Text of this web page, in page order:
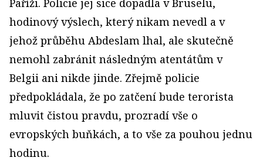
Paříži. Policie jej sice dopadla v Bruselu,
hodinový výslech, který nikam nevedl a v
jehož průběhu Abdeslam lhal, ale skutečně
nemohl zabránit následným atentátům v
Belgii ani nikde jinde. Zřejmě policie
předpokládala, že po zatčení bude terorista
mluvit čistou pravdu, prozradí vše o
evropských buňkách, a to vše za pouhou jednu
hodinu.